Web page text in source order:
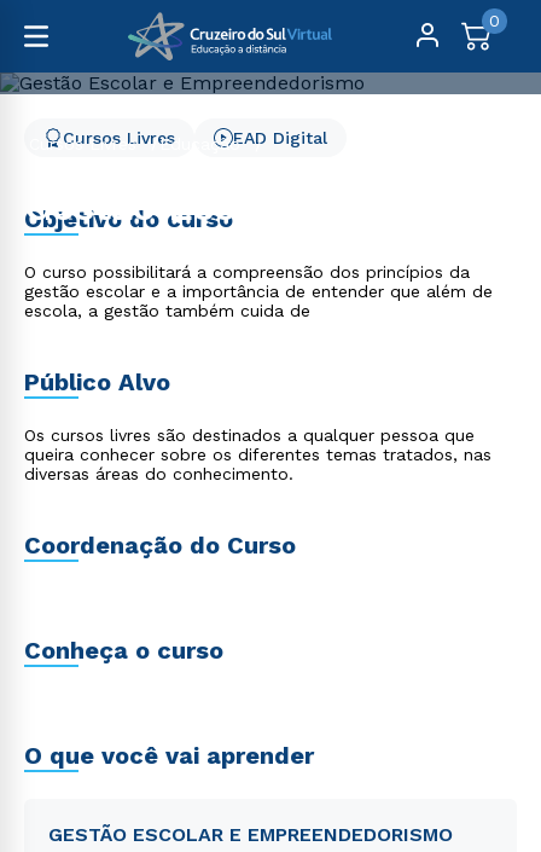
0
Cursos Livres
Educação
Gestão Escolar e
Empreendedorismo
Cursos Livres EAD Digital
Objetivo do curso
O curso possibilitará a compreensão dos princípios da
gestão escolar e a importância de entender que além de
escola, a gestão também cuida de
Público Alvo
Os cursos livres são destinados a qualquer pessoa que
queira conhecer sobre os diferentes temas tratados, nas
diversas áreas do conhecimento.
Coordenação do Curso
Conheça o curso
O que você vai aprender
GESTÃO ESCOLAR E EMPREENDEDORISMO